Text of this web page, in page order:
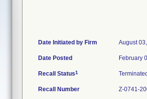
Date Initiated by Firm August
Date Posted February
Recall Status1 Terminated
Recall Number Z-0741-